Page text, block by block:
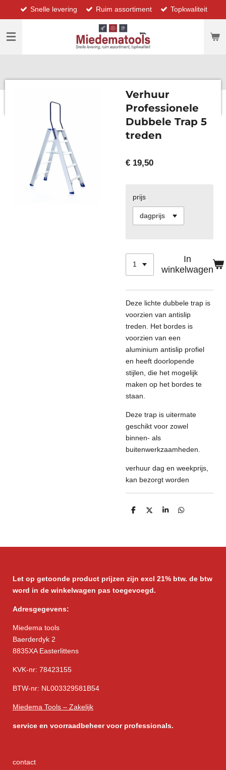
direct
naar
hoofdinhoud
Snelle levering Ruim assortiment Topkwaliteit
Verhuur
Professionele
Dubbele Trap 5
treden
€ 19,50
prijs
In
winkelwagen
Deze lichte dubbele trap is
voorzien van antislip
treden. Het bordes is
voorzien van een
aluminium antislip profiel
en heeft doorlopende
stijlen, die het mogelijk
maken op het bordes te
staan.
Deze trap is uitermate
geschikt voor zowel
binnen- als
buitenwerkzaamheden.
verhuur dag en weekprijs,
kan bezorgt worden
D
D
S
D
Let op getoonde product prijzen zijn excl 21% btw. de btw
word in de winkelwagen pas toegevoegd.
Adresgegevens:
Miedema tools
Baerderdyk 2
8835XA Easterlittens
KVK-nr: 78423155
BTW-nr: NL003329581B54
Miedema Tools – Zakelijk
service en voorraadbeheer voor professionals.
contact